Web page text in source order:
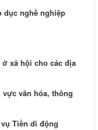
dục nghề nghiệp
xã hội cho các địa
văn hóa, thông
Tiền di động